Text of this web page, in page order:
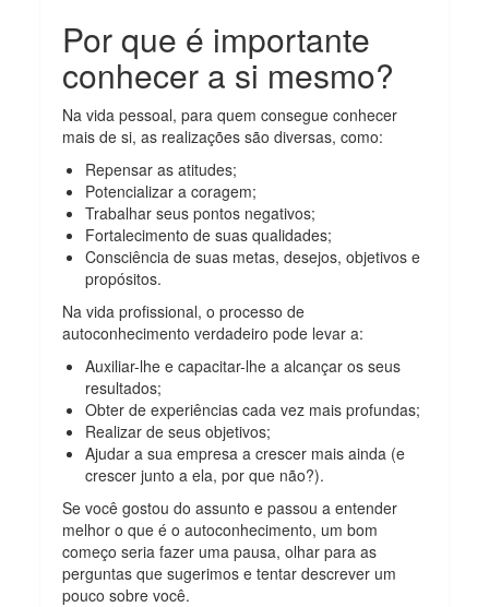
Por que é importante
conhecer a si mesmo?
Na vida pessoal, para quem consegue conhecer
mais de si, as realizações são diversas, como:
Repensar as atitudes;
Potencializar a coragem;
Trabalhar seus pontos negativos;
Fortalecimento de suas qualidades;
Consciência de suas metas, desejos, objetivos e
propósitos.
Na vida profissional, o processo de
autoconhecimento verdadeiro pode levar a:
Auxiliar-lhe e capacitar-lhe a alcançar os seus
resultados;
Obter de experiências cada vez mais profundas;
Realizar de seus objetivos;
Ajudar a sua empresa a crescer mais ainda (e
crescer junto a ela, por que não?).
Se você gostou do assunto e passou a entender
melhor o que é o autoconhecimento, um bom
começo seria fazer uma pausa, olhar para as
perguntas que sugerimos e tentar descrever um
pouco sobre você.